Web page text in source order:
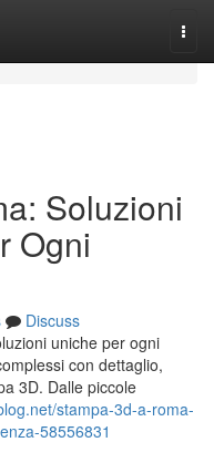
Soluzioni
Ogni
Discuss
uniche per ogni
con dettaglio,
3D. Dalle piccole
stampa-3d-a-roma-
58556831